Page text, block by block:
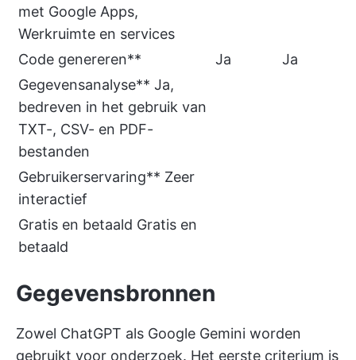
met Google Apps,
Werkruimte en services
Code genereren**
Ja
Ja
Gegevensanalyse** Ja,
bedreven in het gebruik van
TXT-, CSV- en PDF-
bestanden
Gebruikerservaring** Zeer
interactief
Gratis en betaald Gratis en
betaald
Gegevensbronnen
Zowel ChatGPT als Google Gemini worden
gebruikt voor onderzoek. Het eerste criterium is